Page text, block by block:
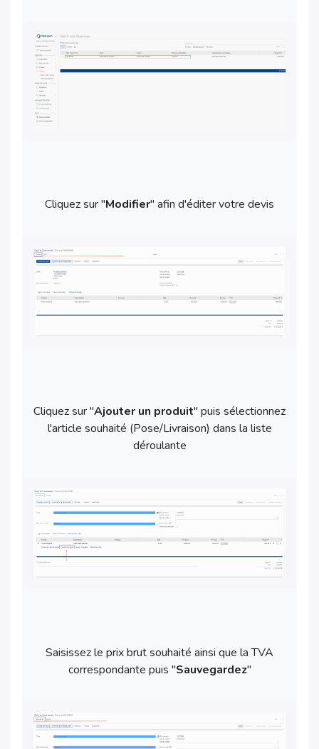
Cliquez sur "Modifier" afin d'éditer votre devis
Cliquez sur "Ajouter un produit" puis sélectionnez
l'article souhaité (Pose/Livraison) dans la liste
déroulante
Saisissez le prix brut souhaité ainsi que la TVA
correspondante puis "Sauvegardez"